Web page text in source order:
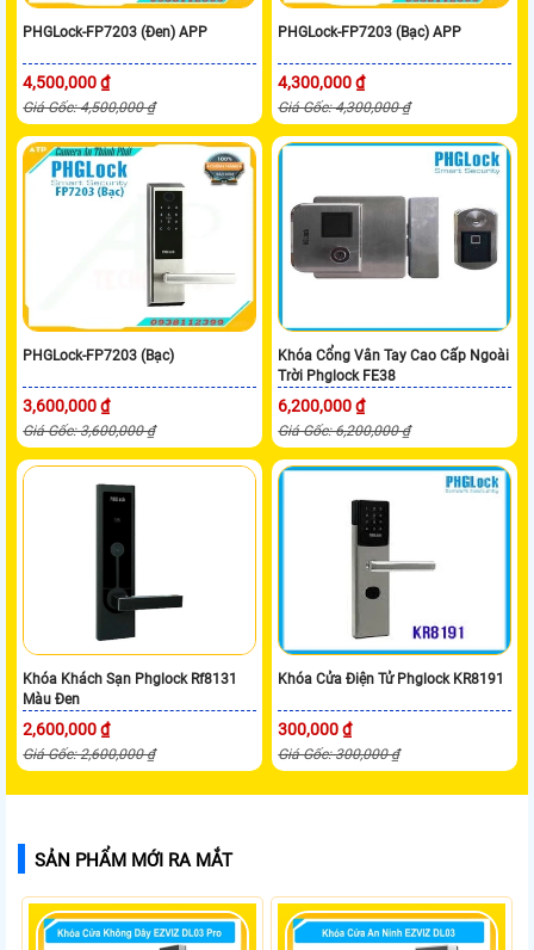
PHGLock-FP7203 (Đen) APP
4,500,000 ₫
Giá Gốc: 4,500,000 ₫
PHGLock-FP7203 (Bạc) APP
4,300,000 ₫
Giá Gốc: 4,300,000 ₫
PHGLock-FP7203 (Bạc)
3,600,000 ₫
Giá Gốc: 3,600,000 ₫
Khóa Cổng Vân Tay Cao Cấp Ngoài
Trời Phglock FE38
6,200,000 ₫
Giá Gốc: 6,200,000 ₫
Khóa Khách Sạn Phglock Rf8131
Màu Đen
2,600,000 ₫
Giá Gốc: 2,600,000 ₫
Khóa Cửa Điện Tử Phglock KR8191
300,000 ₫
Giá Gốc: 300,000 ₫
SẢN PHẨM MỚI RA MẮT